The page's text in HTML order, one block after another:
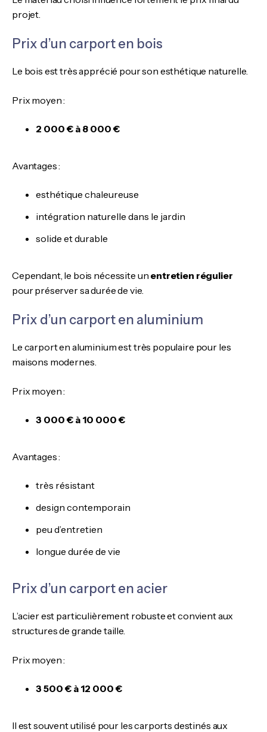
projet.
Prix d’un carport en bois
Le bois est très apprécié pour son esthétique naturelle.
Prix moyen :
2 000 € à 8 000 €
Avantages :
esthétique chaleureuse
intégration naturelle dans le jardin
solide et durable
Cependant, le bois nécessite un entretien régulier
pour préserver sa durée de vie.
Prix d’un carport en aluminium
Le carport en aluminium est très populaire pour les
maisons modernes.
Prix moyen :
3 000 € à 10 000 €
Avantages :
très résistant
design contemporain
peu d’entretien
longue durée de vie
Prix d’un carport en acier
L’acier est particulièrement robuste et convient aux
structures de grande taille.
Prix moyen :
3 500 € à 12 000 €
Il est souvent utilisé pour les carports destinés aux